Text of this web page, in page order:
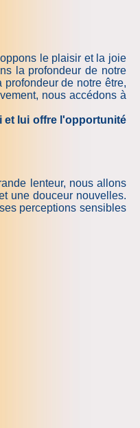
le plaisir et la joie
la profondeur de notre
de notre être,
nous accédons à
et lui offre l'opportunité
lenteur, nous allons
une douceur nouvelles.
perceptions sensibles